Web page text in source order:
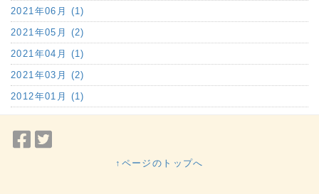
2021年06月 (1)
2021年05月 (2)
2021年04月 (1)
2021年03月 (2)
2012年01月 (1)
Facebook
↑ページのトップへ